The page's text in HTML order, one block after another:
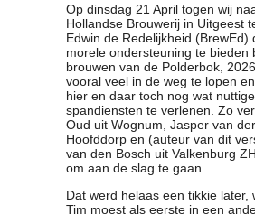
Op dinsdag 21 April togen wij
Hollandse Brouwerij in Uitgeest
Edwin de Redelijkheid (BrewEd)
morele ondersteuning te bieden
brouwen van de Polderbok,
vooral veel in de weg te lopen
hier en daar toch nog wat
spandiensten te verlenen. Zo
Oud uit Wognum, Jasper van
Hoofddorp en (auteur van dit
van den Bosch uit Valkenburg
om aan de slag te gaan.
Dat werd helaas een tikkie later,
Tim moest als eerste in een
Home
Vereniging
Clubkalender
Informatie
Bestuur
- Historie
Reglementen